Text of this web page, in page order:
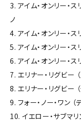
3. アイム・オンリー・
ノ
4. アイム・オンリー・
5. アイム・オンリー・
6. アイム・オンリー・ス
7. エリナー・リグビー
8. エリナー・リグビー （
9. フォー・ノー・ワン （
10. イエロー・サブマリ